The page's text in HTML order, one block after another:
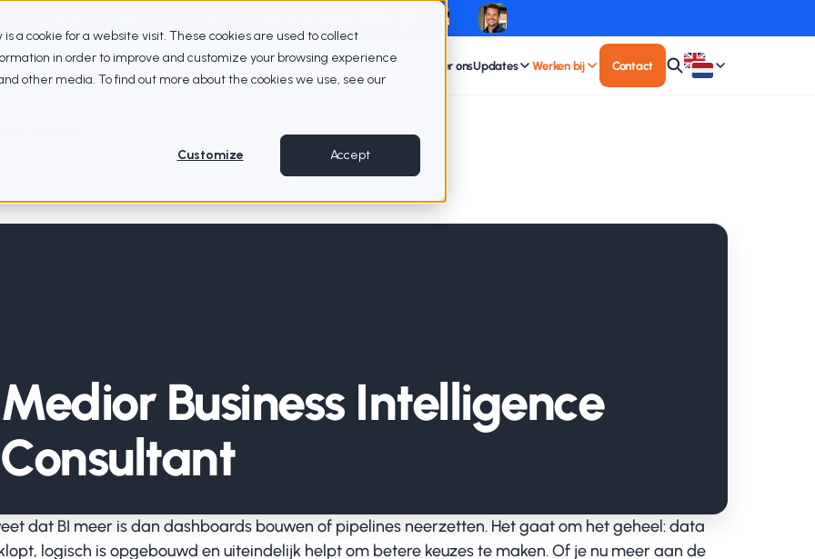
a cookie for a website visit. These cookies are used to collect
in order to improve and customize your browsing experience
other media. To find out more about the cookies we use, see our
Customize Accept
Over onsUpdates Werken bij Contact
Medior Business Intelligence
Consultant
dat BI meer is dan dashboards bouwen of pipelines neerzetten. Het gaat om het geheel: data
logisch is opgebouwd en uiteindelijk helpt om betere keuzes te maken. Of je nu meer aan de